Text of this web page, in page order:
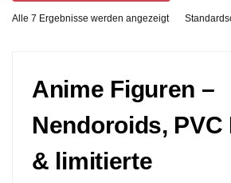
Alle 7 Ergebnisse werden angezeigt
Anime Figuren –
Nendoroids, PVC
& limitierte